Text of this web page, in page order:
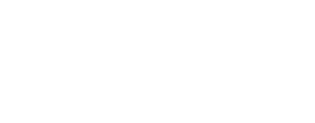
지 쓰시오 상세 페이지